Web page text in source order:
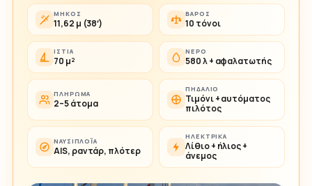
ΜΉΚΟΣ
11,62 μ (38′)
ΒΆΡΟΣ
10 τόνοι
ΙΣΤΊΑ
70 μ²
ΝΕΡΌ
580 λ + αφαλατωτής
ΠΛΉΡΩΜΑ
2–5 άτομα
ΠΗΔΆΛΙΟ
Τιμόνι + αυτόματος
πιλότος
ΝΑΥΣΙΠΛΟΪ́Α
AIS, ραντάρ, πλότερ
ΗΛΕΚΤΡΙΚΆ
Λίθιο + ήλιος +
άνεμος